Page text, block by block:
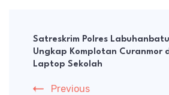
Navigation
Satreskrim Polres Labuhanbatu
Ungkap Komplotan Curanmor
Laptop Sekolah
Previous